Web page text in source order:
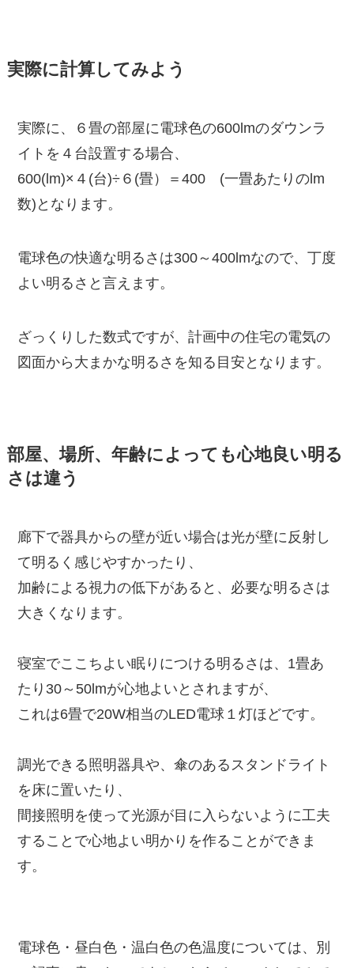
実際に計算してみよう
実際に、６畳の部屋に電球色の600lmのダウンラ
イトを４台設置する場合、
600(lm)×４(台)÷６(畳）＝400 (一畳あたりのlm
数)となります。
電球色の快適な明るさは300～400lmなので、丁度
よい明るさと言えます。
ざっくりした数式ですが、計画中の住宅の電気の
図面から大まかな明るさを知る目安となります。
部屋、場所、年齢によっても心地良い明る
さは違う
廊下で器具からの壁が近い場合は光が壁に反射し
て明るく感じやすかったり、
加齢による視力の低下があると、必要な明るさは
大きくなります。
寝室でここちよい眠りにつける明るさは、1畳あ
たり30～50lmが心地よいとされますが、
これは6畳で20W相当のLED電球１灯ほどです。
調光できる照明器具や、傘のあるスタンドライト
を床に置いたり、
間接照明を使って光源が目に入らないように工夫
することで心地よい明かりを作ることができま
す。
電球色・昼白色・温白色の色温度については、別